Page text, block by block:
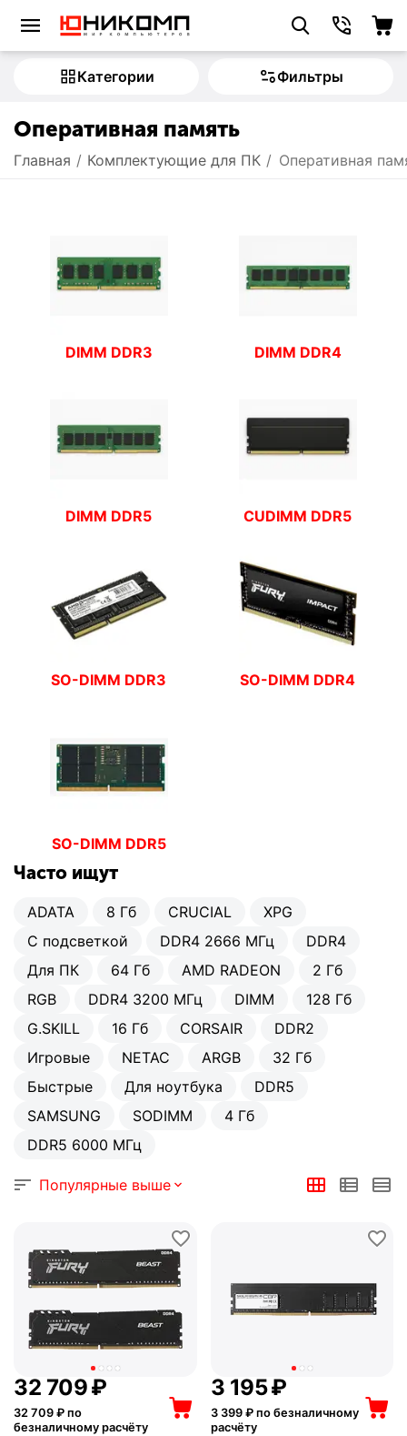
Категории Фильтры
Оперативная память
Главная / Комплектующие для ПК / Оперативная
DIMM DDR3 DIMM DDR4
DIMM DDR5 CUDIMM DDR5
SO-DIMM DDR3 SO-DIMM DDR4
SO-DIMM DDR5
Часто ищут
ADATA 8 Гб CRUCIAL
XPG
С подсветкой
DDR4 2666 МГц
DDR4
Для ПК
64 Гб AMD RADEON
2 Гб
RGB
DDR4 3200 МГц DIMM
128 Гб
G.SKILL
16 Гб CORSAIR
DDR2
Игровые
NETAC ARGB
32 Гб
Быстрые
Для ноутбука
DDR5
SAMSUNG
SODIMM
4 Гб
DDR5 6000 МГц
Популярные выше
32 709₽
32 709 ₽ по
безналичному расчёту
3 195₽
3 399₽ по безналичному
расчёту